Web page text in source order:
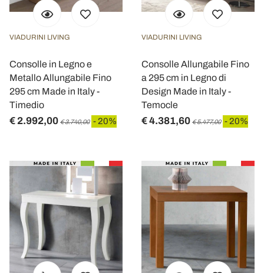
VIADURINI LIVING
Consolle in Legno e
Metallo Allungabile Fino
295 cm Made in Italy -
Timedio
€ 2.992,00 € 3.740,00 - 20%
VIADURINI LIVING
Consolle Allungabile Fino
a 295 cm in Legno di
Design Made in Italy -
Temocle
€ 4.381,60 € 5.477,00 - 20%